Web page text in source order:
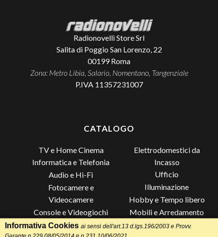
Radionovelli Store Srl
Salita di Poggio San Lorenzo, 22
00199 Roma
Zona: Metro Libia, Salario, Nomentano, Tangenziale
P.IVA 11357231007
CATALOGO
TV e Home Cinema
Informatica e Telefonia
Audio e Hi-Fi
Fotocamere e
Videocamere
Console e Videogiochi
Piccoli Elettrodomestici
Elettrodomestici da
Incasso
Ufficio
Illuminazione
Hobby e Tempo libero
Mobili e Arredamento
Lista di Nozze
Informativa Cookies ai sensi dell'art.13 d.lgs.196/2003 e Provv.